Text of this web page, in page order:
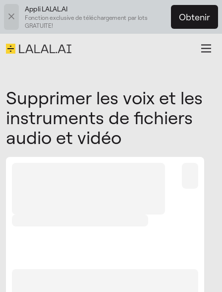
Appli LALAL.AI
Fonction exclusive de téléchargement par lots
GRATUITE!
Obtenir
Supprimer les voix et les
instruments de fichiers
audio et vidéo